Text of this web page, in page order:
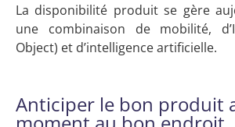
La disponibilité produit se gère
une combinaison de mobilité,
Object) et d’intelligence artificielle.
Anticiper le bon produit